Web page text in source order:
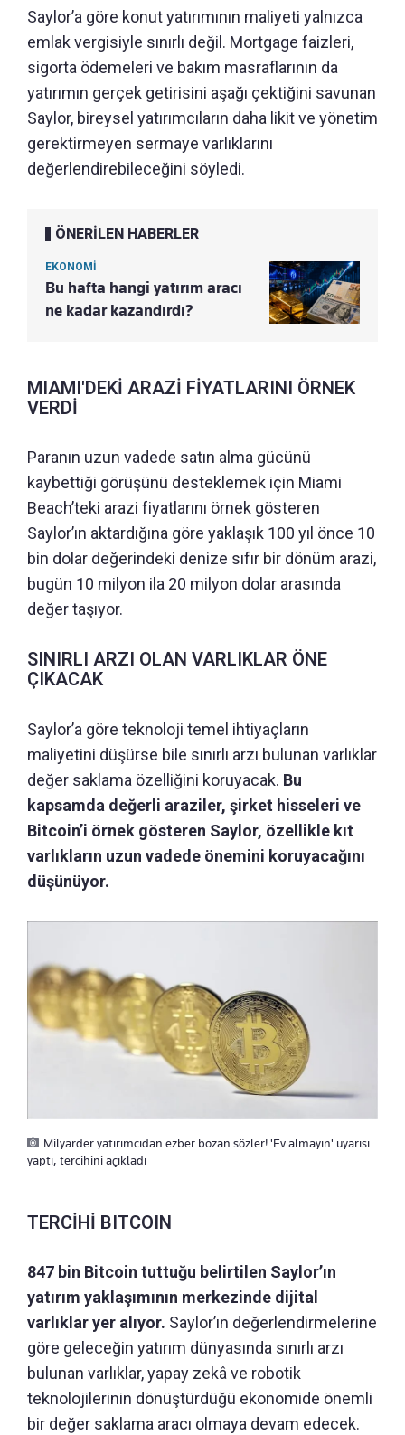
Saylor’a göre konut yatırımının maliyeti yalnızca
emlak vergisiyle sınırlı değil. Mortgage faizleri,
sigorta ödemeleri ve bakım masraflarının da
yatırımın gerçek getirisini aşağı çektiğini savunan
Saylor, bireysel yatırımcıların daha likit ve yönetim
gerektirmeyen sermaye varlıklarını
değerlendirebileceğini söyledi.
ÖNERİLEN HABERLER
EKONOMİ
Bu hafta hangi yatırım aracı
ne kadar kazandırdı?
MIAMI'DEKİ ARAZİ FİYATLARINI ÖRNEK
VERDİ
Paranın uzun vadede satın alma gücünü
kaybettiği görüşünü desteklemek için Miami
Beach’teki arazi fiyatlarını örnek gösteren
Saylor’ın aktardığına göre yaklaşık 100 yıl önce 10
bin dolar değerindeki denize sıfır bir dönüm arazi,
bugün 10 milyon ila 20 milyon dolar arasında
değer taşıyor.
SINIRLI ARZI OLAN VARLIKLAR ÖNE
ÇIKACAK
Saylor’a göre teknoloji temel ihtiyaçların
maliyetini düşürse bile sınırlı arzı bulunan varlıklar
değer saklama özelliğini koruyacak. Bu
kapsamda değerli araziler, şirket hisseleri ve
Bitcoin’i örnek gösteren Saylor, özellikle kıt
varlıkların uzun vadede önemini koruyacağını
düşünüyor.
Milyarder yatırımcıdan ezber bozan sözler! 'Ev almayın' uyarısı
yaptı, tercihini açıkladı
TERCİHİ BITCOIN
847 bin Bitcoin tuttuğu belirtilen Saylor’ın
yatırım yaklaşımının merkezinde dijital
varlıklar yer alıyor. Saylor’ın değerlendirmelerine
göre geleceğin yatırım dünyasında sınırlı arzı
bulunan varlıklar, yapay zekâ ve robotik
teknolojilerinin dönüştürdüğü ekonomide önemli
bir değer saklama aracı olmaya devam edecek.